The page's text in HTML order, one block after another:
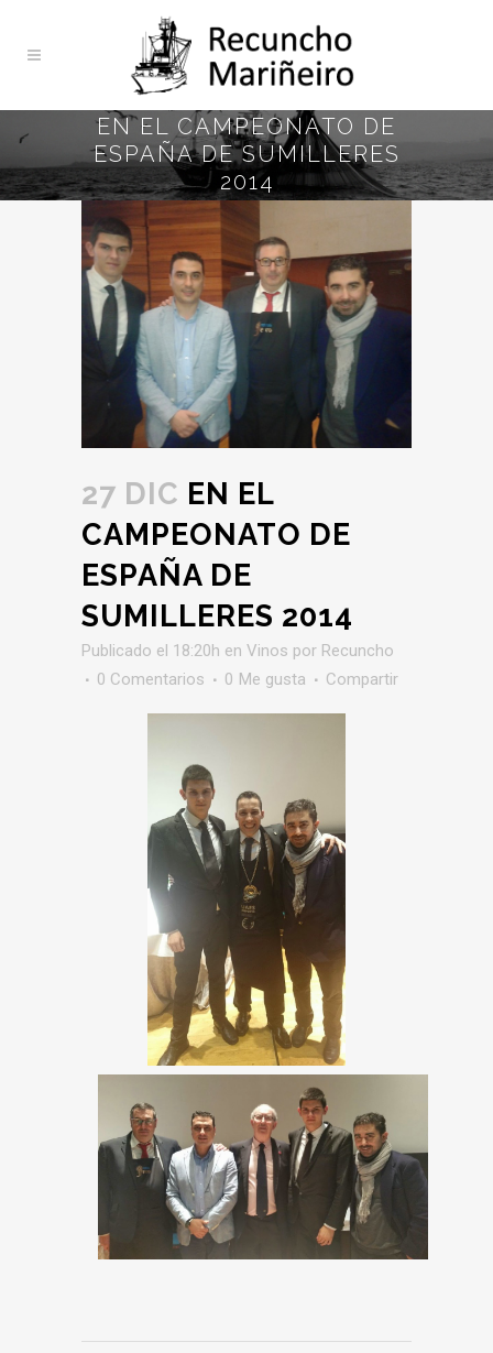
EN EL CAMPEONATO DE
ESPAÑA DE SUMILLERES
2014
27 DIC EN EL
CAMPEONATO DE
ESPAÑA DE
SUMILLERES 2014
Publicado el 18:20h en Vinos por Recuncho
0 Comentarios
0 Me gusta Compartir